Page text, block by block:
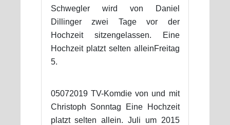
Schwegler wird von Daniel
Dillinger zwei Tage vor der
Hochzeit sitzengelassen. Eine
Hochzeit platzt selten alleinFreitag
5.
05072019 TV-Komdie von und mit
Christoph Sonntag Eine Hochzeit
platzt selten allein. Juli um 2015